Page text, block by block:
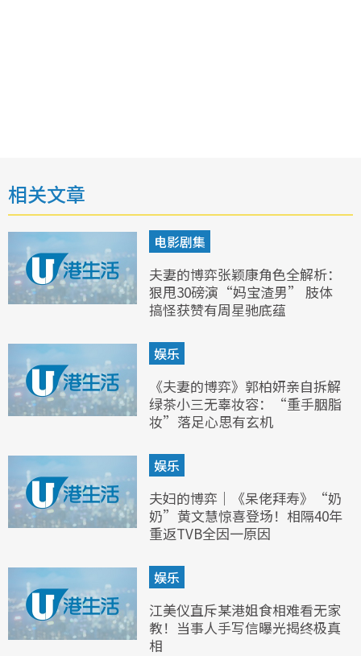
相关文章
电影剧集
夫妻的博弈张颖康角色全解析：
狠甩30磅演“妈宝渣男” 肢体
搞怪获赞有周星驰底蕴
娱乐
《夫妻的博弈》郭柏妍亲自拆解
绿茶小三无辜妆容：“重手胭脂
妆”落足心思有玄机
娱乐
夫妇的博弈｜《呆佬拜寿》“奶
奶”黄文慧惊喜登场！相隔40年
重返TVB全因一原因
娱乐
江美仪直斥某港姐食相难看无家
教！当事人手写信曝光揭终极真
相